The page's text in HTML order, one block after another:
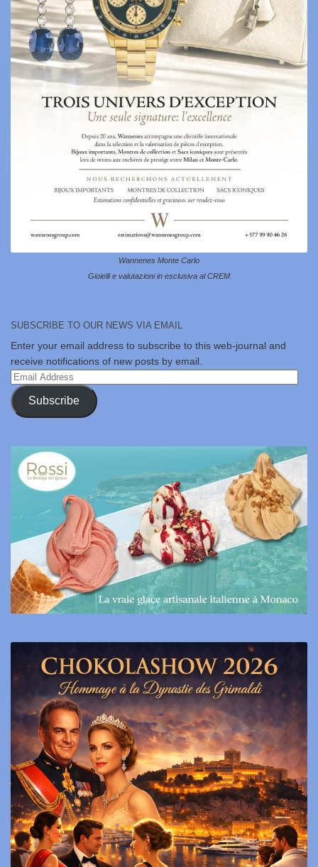
Wannenes Monte Carlo
Gioielli e valutazioni in esclusiva al CREM
SUBSCRIBE TO OUR NEWS VIA EMAIL
Enter your email address to subscribe to this web-journal and
receive notifications of new posts by email.
Email
Address
Subscribe